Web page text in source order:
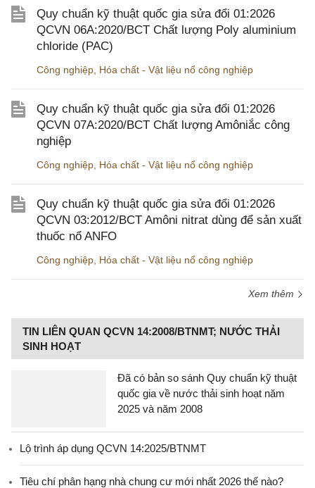
Quy chuẩn kỹ thuật quốc gia sửa đổi 01:2026
QCVN 06A:2020/BCT Chất lượng Poly aluminium
chloride (PAC)
Công nghiệp Hóa chất - Vật liệu nổ công nghiệp
Quy chuẩn kỹ thuật quốc gia sửa đổi 01:2026
QCVN 07A:2020/BCT Chất lượng Amôniắc công
nghiệp
Công nghiệp Hóa chất - Vật liệu nổ công nghiệp
Quy chuẩn kỹ thuật quốc gia sửa đổi 01:2026
QCVN 03:2012/BCT Amôni nitrat dùng để sản xuất
thuốc nổ ANFO
Công nghiệp Hóa chất - Vật liệu nổ công nghiệp
Xem thêm
TIN LIÊN QUAN QCVN 14:2008/BTNMT; NƯỚC THẢI
SINH HOẠT
Đã có bản so sánh Quy chuẩn kỹ thuật
quốc gia về nước thải sinh hoạt năm
2025 và năm 2008
Lộ trình áp dụng QCVN 14:2025/BTNMT
Tiêu chí phân hạng nhà chung cư mới nhất 2026 thế nào?